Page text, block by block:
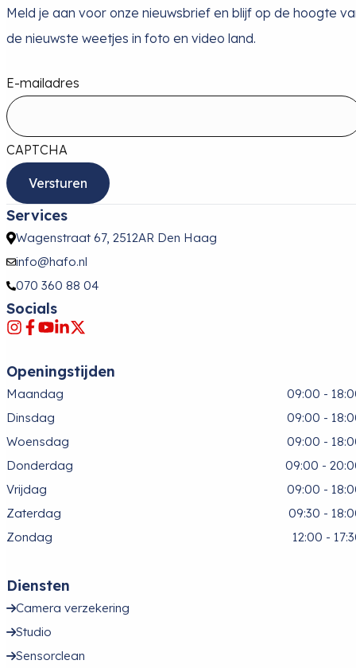
Meld je aan voor onze nieuwsbrief en blijf op de hoogte
de nieuwste weetjes in foto en video land.
E-mailadres
CAPTCHA
Services
Wagenstraat 67, 2512AR Den Haag
info@hafo.nl
070 360 88 04
Socials
Openingstijden
Maandag
09:00 -
Dinsdag
09:00 -
Woensdag
09:00 -
Donderdag
09:00 -
Vrijdag
09:00 -
Zaterdag
09:30 -
Zondag
12:00 -
Diensten
Camera verzekering
Studio
Sensorclean